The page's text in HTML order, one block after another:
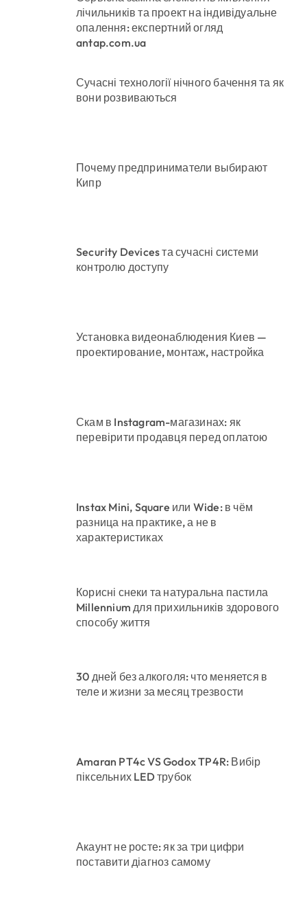
лічильників та проект на індивідуальне
опалення: експертний огляд
antap.com.ua
Сучасні технології нічного бачення та як
вони розвиваються
Почему предприниматели выбирают
Кипр
Security Devices та сучасні системи
контролю доступу
Установка видеонаблюдения Киев —
проектирование, монтаж, настройка
Скам в Instagram-магазинах: як
перевірити продавця перед оплатою
Instax Mini, Square или Wide: в чём
разница на практике, а не в
характеристиках
Корисні снеки та натуральна пастила
Millennium для прихильників здорового
способу життя
30 дней без алкоголя: что меняется в
теле и жизни за месяц трезвости
Amaran PT4c VS Godox TP4R: Вибір
піксельних LED трубок
Акаунт не росте: як за три цифри
поставити діагноз самому